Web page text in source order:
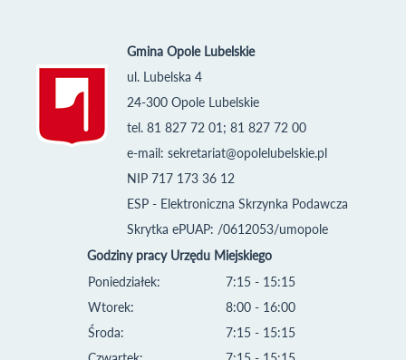
Gmina Opole Lubelskie
ul. Lubelska 4
24-300 Opole Lubelskie
tel. 81 827 72 01; 81 827 72 00
e-mail: sekretariat@opolelubelskie.pl
NIP 717 173 36 12
ESP - Elektroniczna Skrzynka Podawcza
Skrytka ePUAP: /0612053/umopole
Godziny pracy Urzędu Miejskiego
Poniedziałek:
Wtorek:
Środa:
7:15 - 15:15
8:00 - 16:00
7:15 - 15:15